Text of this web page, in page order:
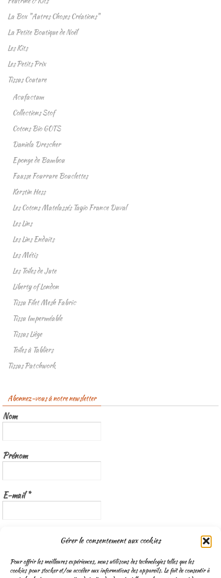
Gérer le consentement aux cookies
Pour offrir les meilleures expériences, nous utilisons des technologies telles que les
cookies pour stocker et/ou accéder aux informations des appareils. Le fait de consentir à
La Box "Autres Choses Créations"
La Petite Boutique de Noël
Les Kits
Les Petits Prix
Tissus Couture
Acufactum
Collections Stof
Cotons Bio GOTS
Daniela Drescher
Eponge de Bambou
Fausse Fourrure Bouclettes
Kerstin Hess
Les Cotons Matelassés Tayio France Duval
Les Lins
Les Lins Enduits
Les Métis
Les Toiles de Jute
Liberty of London
Tissu Filet Mesh Fabric
Tissu Imperméable
Tissus Liège
Toiles à Tabliers
Tissus Patchwork
Abonnez-vous à notre newsletter
Nom
Prénom
E-mail*
Nous gardons vos données privées et ne les partageons qu’avec les
tierces parties qui rendent ce service possible.Lisez notre politique de
confidentialité